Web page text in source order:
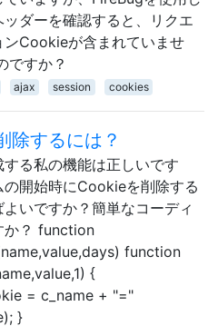
ダーを確認すると、リクエ
ンCookieが含まれていませ
ですか？
ajax session cookies
除するには？
する私の機能は正しいです
開始時にCookieを削除する
いですか？簡単なコーディ
か？ function
function
{
= c_name + "="
}